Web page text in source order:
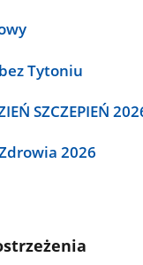
Tytoniu
SZCZEPIEŃ
2026